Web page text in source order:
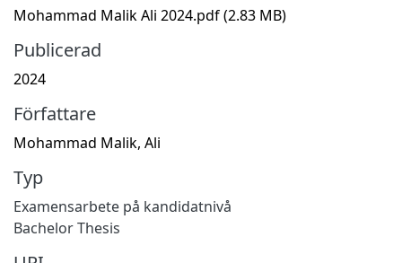
Mohammad Malik Ali 2024.pdf(2.83 MB)
Publicerad
2024
Författare
Mohammad Malik, Ali
Typ
Examensarbete på kandidatnivå
Bachelor Thesis